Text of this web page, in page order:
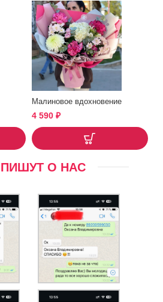
Малиновое вдохновение
4 590 ₽
О НАС